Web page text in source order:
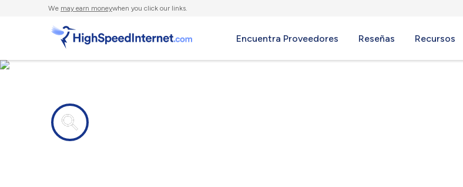
We may earn moneywhen you click our links.
Encuentra Proveedores Reseñas Recursos